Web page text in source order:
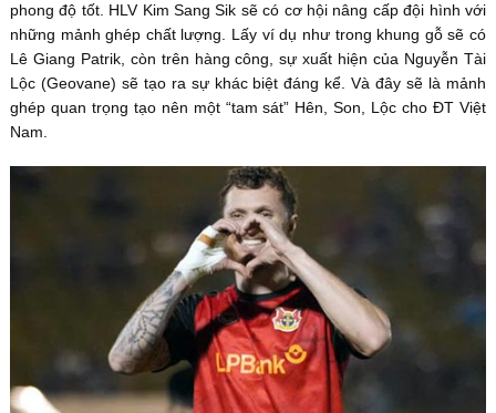
phong độ tốt. HLV Kim Sang Sik sẽ có cơ hội nâng cấp đội hình với
những mảnh ghép chất lượng. Lấy ví dụ như trong khung gỗ sẽ có
Lê Giang Patrik, còn trên hàng công, sự xuất hiện của Nguyễn Tài
Lộc (Geovane) sẽ tạo ra sự khác biệt đáng kể. Và đây sẽ là mảnh
ghép quan trọng tạo nên một “tam sát” Hên, Son, Lộc cho ĐT Việt
Nam.